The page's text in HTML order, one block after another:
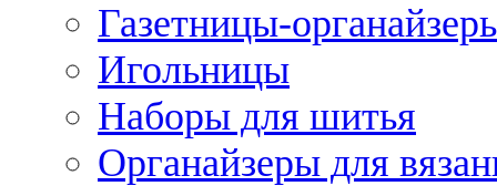
Газетницы-
Игольницы
Наборы для шитья
Органайзеры для